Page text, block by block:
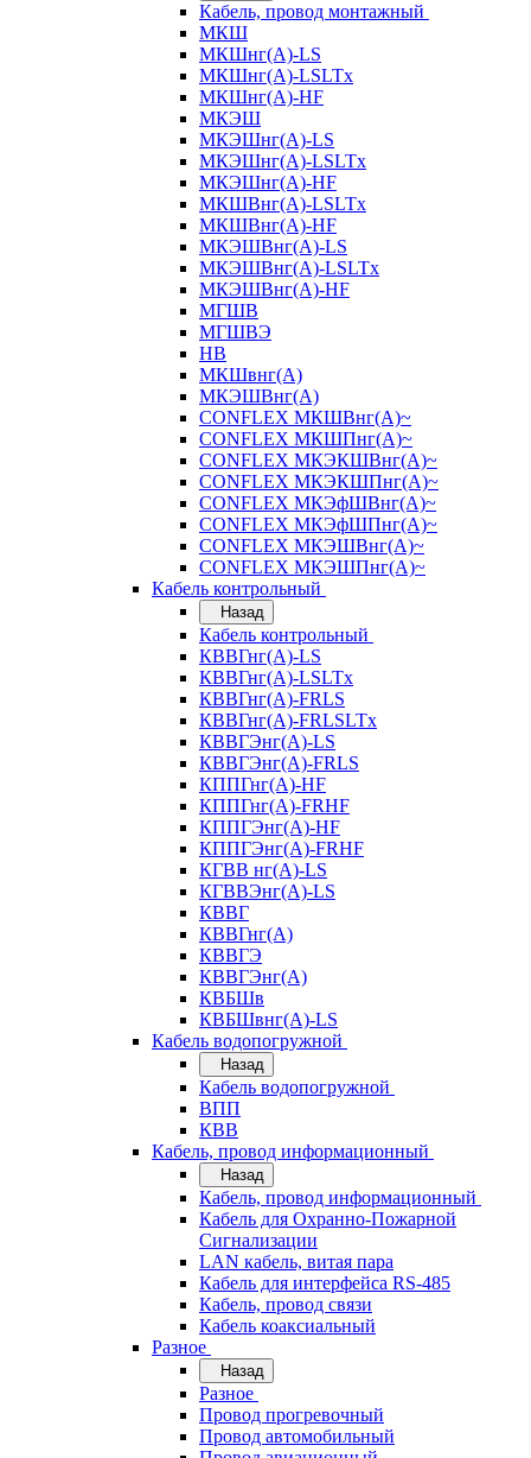
Кабель, провод монтажный
МКШ
МКШнг(А)-LS
МКШнг(А)-LSLTx
МКШнг(А)-HF
МКЭШ
МКЭШнг(А)-LS
МКЭШнг(А)-LSLTx
МКЭШнг(А)-HF
МКШВнг(A)-LSLTx
МКШВнг(А)-HF
МКЭШВнг(А)-LS
МКЭШВнг(A)-LSLTx
МКЭШВнг(А)-HF
МГШВ
МГШВЭ
НВ
МКШвнг(А)
МКЭШВнг(А)
CONFLEX МКШВнг(А)~
CONFLEX МКШПнг(А)~
CONFLEX МКЭКШВнг(А)~
CONFLEX МКЭКШПнг(А)~
CONFLEX МКЭфШВнг(А)~
CONFLEX МКЭфШПнг(А)~
CONFLEX МКЭШВнг(А)~
CONFLEX МКЭШПнг(А)~
Кабель контрольный
Назад
Кабель контрольный
КВВГнг(А)-LS
КВВГнг(А)-LSLTx
КВВГнг(А)-FRLS
КВВГнг(А)-FRLSLTx
КВВГЭнг(А)-LS
КВВГЭнг(А)-FRLS
КППГнг(А)-HF
КППГнг(А)-FRHF
КППГЭнг(А)-HF
КППГЭнг(А)-FRHF
КГВВ нг(А)-LS
КГВВЭнг(А)-LS
КВВГ
КВВГнг(А)
КВВГЭ
КВВГЭнг(А)
КВБШв
КВБШвнг(А)-LS
Кабель водопогружной
Назад
Кабель водопогружной
ВПП
КВВ
Кабель, провод информационный
Назад
Кабель, провод информационный
Кабель для Охранно-Пожарной
Сигнализации
LAN кабель, витая пара
Кабель для интерфейса RS-485
Кабель, провод связи
Кабель коаксиальный
Разное
Назад
Разное
Провод прогревочный
Провод автомобильный